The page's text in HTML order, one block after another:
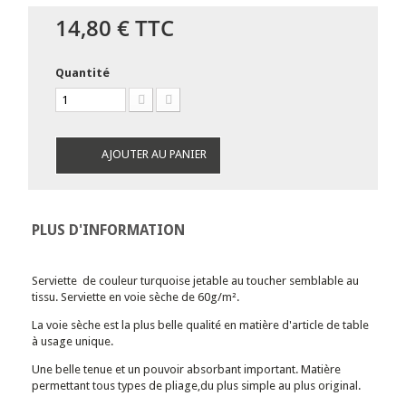
14,80 €TTC
Quantité
AJOUTER AU PANIER
PLUS D'INFORMATION
Serviette de couleur turquoise jetable au toucher semblable au
tissu. Serviette en voie sèche de 60g/m².
La voie sèche est la plus belle qualité en matière d'article de table
à usage unique.
Une belle tenue et un pouvoir absorbant important. Matière
permettant tous types de pliage,du plus simple au plus original.